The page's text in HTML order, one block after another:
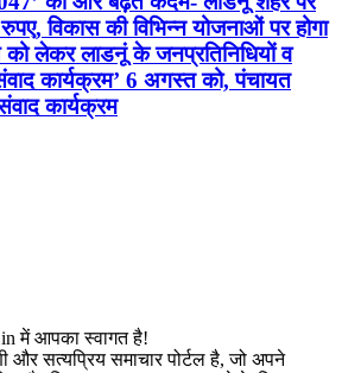
विकास की विभिन्न योजनाओं पर होगा
लेकर लाडनूं के जनप्रतिनिधियों व
कार्यक्रम’ 6 अगस्त को, पंचायत
कार्यक्रम
में आपका स्वागत है!
सत्यप्रिय समाचार पोर्टल है, जो अपने